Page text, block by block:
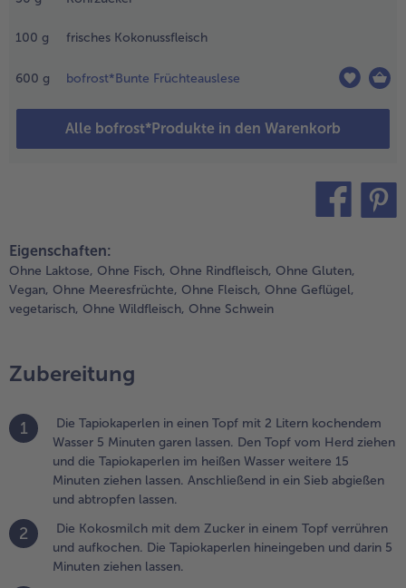
- 5 € beim Kauf von 7 Schlemmermenüs nach Wahl
100 g frisches Kokonussfleisch
600 g bofrost*Bunte Früchteauslese
Alle bofrost*Produkte in den Warenkorb
Topf
und
ein Sieb
und
in
Topf
darin 5
Eigenschaften:
Ohne Laktose, Ohne Fisch, Ohne Rindfleisch, Ohne Gluten,
Vegan, Ohne Meeresfrüchte, Ohne Fleisch, Ohne Geflügel,
vegetarisch, Ohne Wildfleisch, Ohne Schwein
Zubereitung
1
Die Tapiokaperlen in einen Topf mit 2 Litern kochendem
Wasser 5 Minuten garen lassen. Den Topf vom Herd ziehen
und die Tapiokaperlen im heißen Wasser weitere 15
Minuten ziehen lassen. Anschließend in ein Sieb abgießen
und abtropfen lassen.
2
Die Kokosmilch mit dem Zucker in einem Topf verrühren
und aufkochen. Die Tapiokaperlen hineingeben und darin 5
Minuten ziehen lassen.